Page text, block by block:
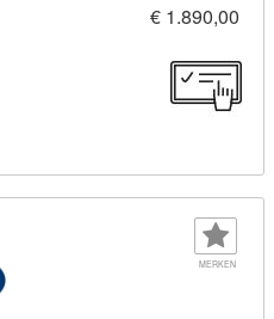
€ 1.890,00
MERKEN